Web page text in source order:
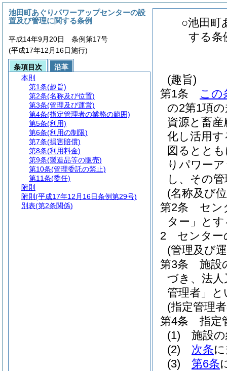
○池田町
する条
(趣旨)
第1条
この
の2第1項
資源と畜
化し活用
図るとと
りパワー
し、その
(名称及び
第2条
セン
ター」と
2
センター
(管理及び
第3条
施設
づき、法
管理者」と
(指定管理
第4条
指定
(1)
施設
(2)
次条
(3)
第6条
池田町あぐりパワーアップセンターの設
置及び管理に関する条例
平成14年9月20日 条例第17号
(平成17年12月16日施行)
条項目次
沿革
本則
第1条(趣旨)
第2条(名称及び位置)
第3条(管理及び運営)
第4条(指定管理者の業務の範囲)
第5条(利用)
第6条(利用の制限)
第7条(損害賠償)
第8条(利用料金)
第9条(製造品等の販売)
第10条(管理委託の禁止)
第11条(委任)
附則
附則 (平成17年12月16日条例第29号)
別表(第2条関係)